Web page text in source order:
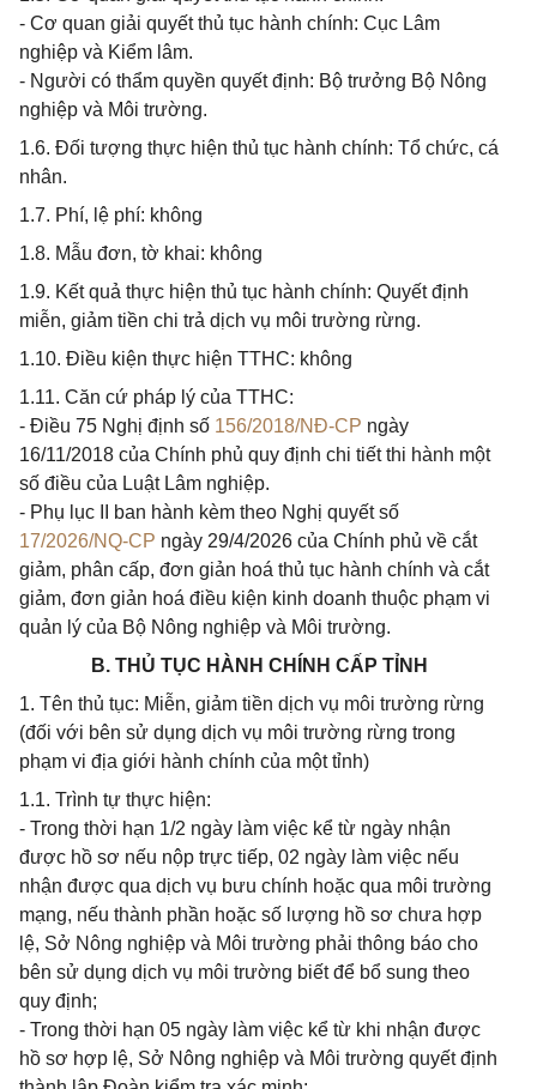
- Cơ quan giải quyết thủ tục hành chính: Cục Lâm
nghiệp và Kiểm lâm.
- Người có thẩm quyền quyết định: Bộ trưởng Bộ Nông
nghiệp và Môi trường.
1.6. Đối tượng thực hiện thủ tục hành chính: Tổ chức, cá
nhân.
1.7. Phí, lệ phí: không
1.8. Mẫu đơn, tờ khai: không
1.9. Kết quả thực hiện thủ tục hành chính: Quyết định
miễn, giảm tiền chi trả dịch vụ môi trường rừng.
1.10. Điều kiện thực hiện TTHC: không
1.11. Căn cứ pháp lý của TTHC:
- Điều 75 Nghị định số 156/2018/NĐ-CP ngày
16/11/2018 của Chính phủ quy định chi tiết thi hành một
số điều của Luật Lâm nghiệp.
- Phụ lục II ban hành kèm theo Nghị quyết số
17/2026/NQ-CP ngày 29/4/2026 của Chính phủ về cắt
giảm, phân cấp, đơn giản hoá thủ tục hành chính và cắt
giảm, đơn giản hoá điều kiện kinh doanh thuộc phạm vi
quản lý của Bộ Nông nghiệp và Môi trường.
B. THỦ TỤC HÀNH CHÍNH CẤP TỈNH
1. Tên thủ tục: Miễn, giảm tiền dịch vụ môi trường rừng
(đối với bên sử dụng dịch vụ môi trường rừng trong
phạm vi địa giới hành chính của một tỉnh)
1.1. Trình tự thực hiện:
- Trong thời hạn 1/2 ngày làm việc kể từ ngày nhận
được hồ sơ nếu nộp trực tiếp, 02 ngày làm việc nếu
nhận được qua dịch vụ bưu chính hoặc qua môi trường
mạng, nếu thành phần hoặc số lượng hồ sơ chưa hợp
lệ, Sở Nông nghiệp và Môi trường phải thông báo cho
bên sử dụng dịch vụ môi trường biết để bổ sung theo
quy định;
- Trong thời hạn 05 ngày làm việc kể từ khi nhận được
hồ sơ hợp lệ, Sở Nông nghiệp và Môi trường quyết định